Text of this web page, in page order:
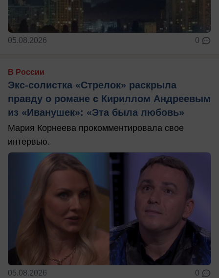
05.08.2026 0
В России
Экс-солистка «Стрелок» раскрыла
правду о романе с Кириллом Андреевым
из «Иванушек»: «Эта была любовь»
Мария Корнеева прокомментировала свое
интервью.
05.08.2026 0